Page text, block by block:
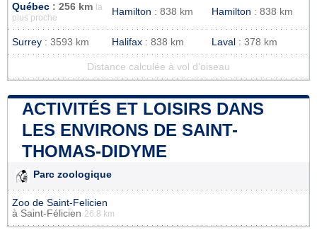
Québec : 256 km
la
plus proche
Hamilton : 838 km Hamilton : 838 km
Surrey : 3593 km Halifax : 838 km Laval : 378 km
Distance calculée à vol d'oiseau
ACTIVITÉS ET LOISIRS DANS
LES ENVIRONS DE SAINT-
THOMAS-DIDYME
Parc zoologique
Zoo de Saint-Felicien
à Saint-Félicien 26.8 km